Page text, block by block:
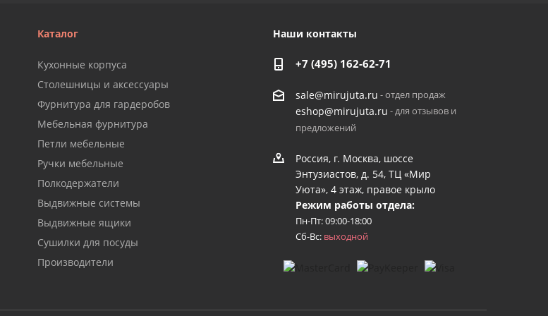
Каталог
Кухонные корпуса
Столешницы и аксессуары
Фурнитура для гардеробов
Мебельная фурнитура
Петли мебельные
Ручки мебельные
Полкодержатели
Выдвижные системы
Выдвижные ящики
Сушилки для посуды
Производители
Наши контакты
+7 (495) 162-62-71
sale@mirujuta.ru - отдел продаж
eshop@mirujuta.ru - для отзывов и
предложений
Россия, г. Москва, шоссе
Энтузиастов, д. 54, ТЦ «Мир
Уюта», 4 этаж, правое крыло
Режим работы отдела:
Пн-Пт: 09:00-18:00
Сб-Вс: выходной